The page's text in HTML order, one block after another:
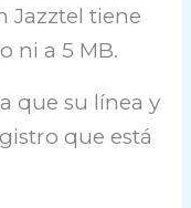
Jazztel tiene
ni a 5 MB.
que su línea y
que está